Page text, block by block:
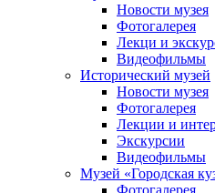
Новости музея
Фотогалерея
Лекци и
Видеофильмы
Исторический музей
Новости музея
Фотогалерея
Лекции и
Экскурсии
Видеофильмы
Музей «Городская
Фотогалерея